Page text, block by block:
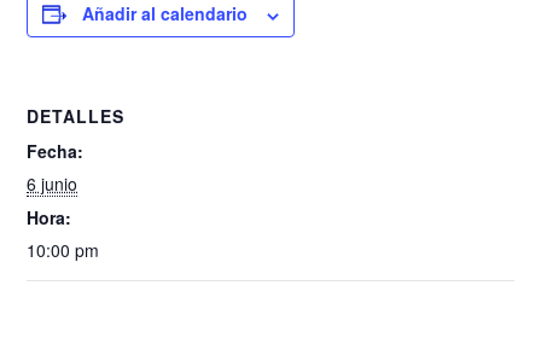
Añadir al calendario
DETALLES
Fecha:
6 junio
Hora:
10:00 pm